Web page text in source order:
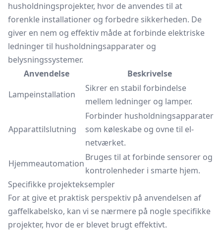
husholdningsprojekter, hvor de anvendes til at
forenkle installationer og forbedre sikkerheden. De
giver en nem og effektiv måde at forbinde elektriske
ledninger til husholdningsapparater og
belysningssystemer.
Anvendelse
Beskrivelse
Lampeinstallation
Sikrer en stabil forbindelse
mellem ledninger og lamper.
Apparattilslutning
Forbinder husholdningsapparater
som køleskabe og ovne til el-
netværket.
Hjemmeautomation
Bruges til at forbinde sensorer og
kontrolenheder i smarte hjem.
Specifikke projekteksempler
For at give et praktisk perspektiv på anvendelsen af
gaffelkabelsko, kan vi se nærmere på nogle specifikke
projekter, hvor de er blevet brugt effektivt.